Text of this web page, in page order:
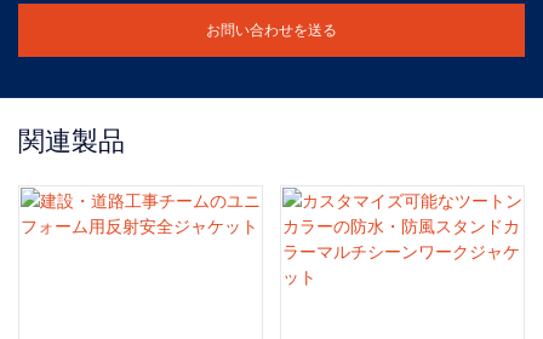
お問い合わせを送る
関連製品